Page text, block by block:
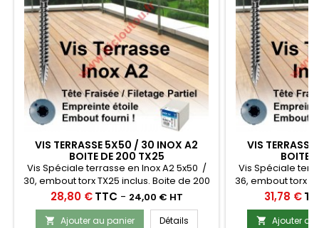
VIS TERRASSE 5X50 / 30 INOX A2
BOITE DE 200 TX25
Vis Spéciale terrasse en Inox A2 5x50 /
30, embout torx TX25 inclus. Boite de 200
vis. Tête fraisée, filetage partiel. Idéal
pour la fixation de vos lames de terrasse
Prix
28,80 € TTC - 24,00 € HT
 Ajouter au panier Détails
VIS
BOITE
Vis Spéciale
36, embout torx
vis. Tête
pour la fixation
Prix
31,78 €
 Ajouter au